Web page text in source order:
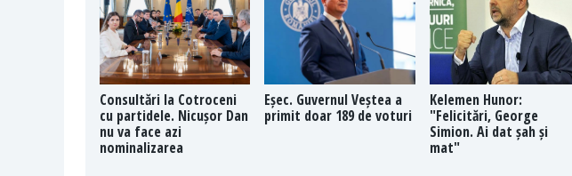
Consultări la Cotroceni
cu partidele. Nicușor Dan
nu va face azi
nominalizarea
Eșec. Guvernul Veștea a
primit doar 189 de voturi
Kelemen Hunor:
"Felicitări, George
Simion. Ai dat șah și
mat"